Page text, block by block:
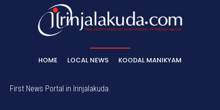
HOME LOCAL NEWS KOODAL MANIKYAM
First News Portal in Irinjalakuda.